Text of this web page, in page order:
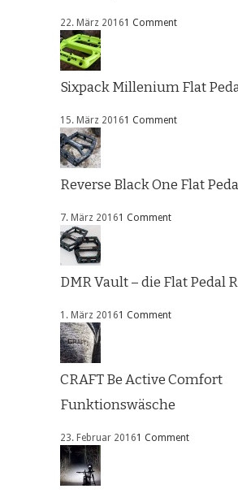
22. März 20161 Comment
Sixpack Millenium Flat
15. März 20161 Comment
Reverse Black One Flat
7. März 20161 Comment
DMR Vault – die Flat Pedal
1. März 20161 Comment
CRAFT Be Active Comfort
Funktionswäsche
23. Februar 20161 Comment